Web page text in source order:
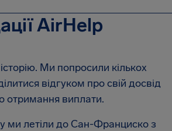
AirHelp
Ми попросили кількох
відгуком про свій досвід
отримання виплати.
ми летіли до Сан-Франциско з